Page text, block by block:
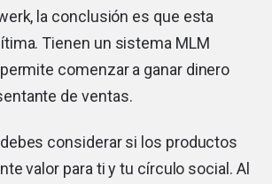
la conclusión es que esta
Tienen un sistema MLM
comenzar a ganar dinero
de ventas.
considerar si los productos
valor para ti y tu círculo social. Al